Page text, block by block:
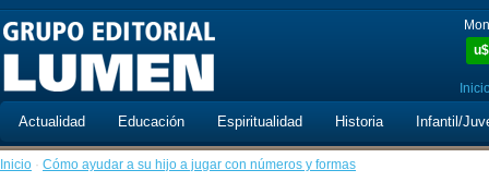
u$
Actualidad Educación Espiritualidad Historia Infantil/
Inicio · Cómo ayudar a su hijo a jugar con números y formas